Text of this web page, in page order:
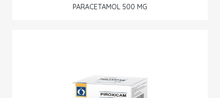
PARACETAMOL 500 MG